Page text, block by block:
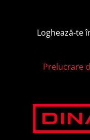
Loghează-te
Prelucrare